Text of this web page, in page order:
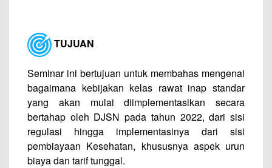
TUJUAN
Seminar ini bertujuan untuk membahas mengenai
bagaimana kebijakan kelas rawat inap standar
yang akan mulai diimplementasikan secara
bertahap oleh DJSN pada tahun 2022, dari sisi
regulasi hingga implementasinya dari sisi
pembiayaan Kesehatan, khususnya aspek urun
biaya dan tarif tunggal.